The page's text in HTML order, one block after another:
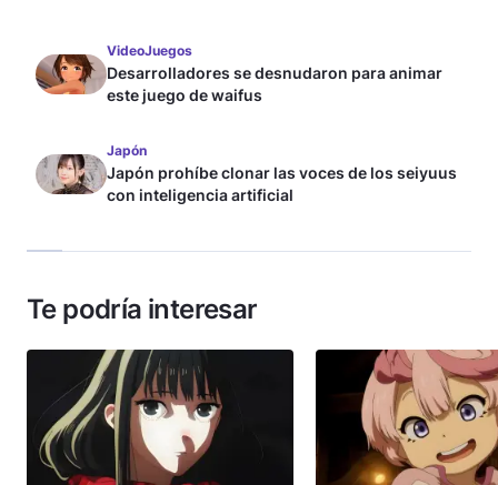
VideoJuegos
Desarrolladores se desnudaron para animar
este juego de waifus
Japón
Japón prohíbe clonar las voces de los seiyuus
con inteligencia artificial
Te podría interesar